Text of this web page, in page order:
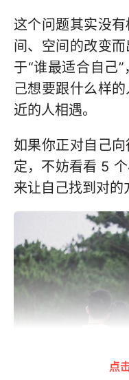
这个问题其实没
间、空间的改变
于“谁最适合自己
己想要跟什么样
近的人相遇。
如果你正对自己
定，不妨看看 5
来让自己找到对的
点